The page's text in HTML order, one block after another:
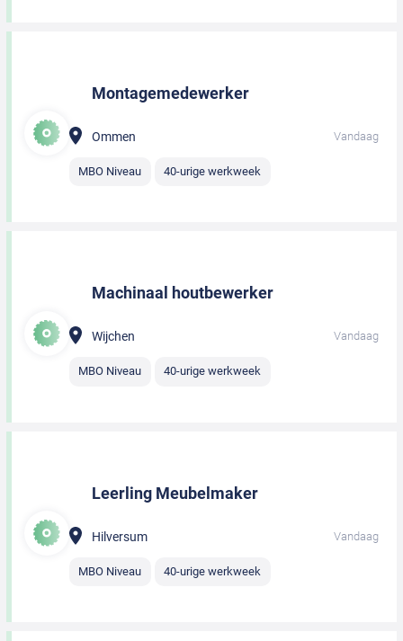
Montagemedewerker
Ommen Vandaag
MBO Niveau 40-urige werkweek
Machinaal houtbewerker
Wijchen Vandaag
MBO Niveau 40-urige werkweek
Leerling Meubelmaker
Hilversum Vandaag
MBO Niveau 40-urige werkweek